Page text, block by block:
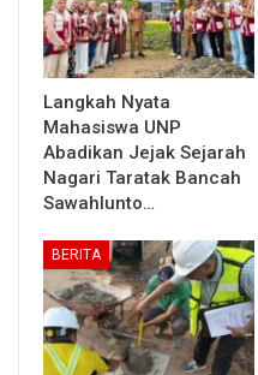
Langkah Nyata
Mahasiswa UNP
Abadikan Jejak Sejarah
Nagari Taratak Bancah
Sawahlunto…
BERITA